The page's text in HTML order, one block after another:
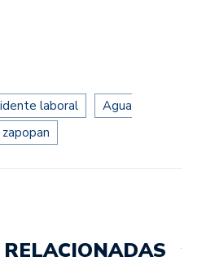
laboral
Agua
zapopan